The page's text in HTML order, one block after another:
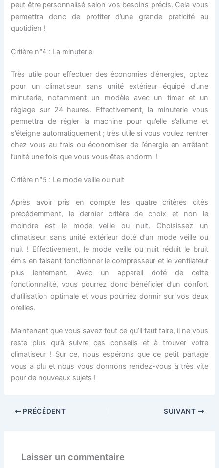
peut être personnalisé selon vos besoins précis. Cela vous
permettra donc de profiter d’une grande praticité au
quotidien !
Critère n°4 : La minuterie
Très utile pour effectuer des économies d’énergies, optez
pour un climatiseur sans unité extérieur équipé d’une
minuterie, notamment un modèle avec un timer et un
réglage sur 24 heures. Effectivement, la minuterie vous
permettra de régler la machine pour qu’elle s’allume et
s’éteigne automatiquement ; très utile si vous voulez rentrer
chez vous au frais ou économiser de l’énergie en arrêtant
l’unité une fois que vous vous êtes endormi !
Critère n°5 : Le mode veille ou nuit
Après avoir pris en compte les quatre critères cités
précédemment, le dernier critère de choix et non le
moindre est le mode veille ou nuit. Choisissez un
climatiseur sans unité extérieur doté d’un mode veille ou
nuit ! Effectivement, le mode veille ou nuit réduit le bruit
émis en faisant fonctionner le compresseur et le ventilateur
plus lentement. Avec un appareil doté de cette
fonctionnalité, vous pourrez donc bénéficier d’un confort
d’utilisation optimale et vous pourriez dormir sur vos deux
oreilles.
Maintenant que vous savez tout ce qu’il faut faire, il ne vous
reste plus qu’à suivre ces conseils et à trouver votre
climatiseur ! Sur ce, nous espérons que ce petit partage
vous a plu et nous vous donnons rendez-vous à très vite
pour de nouveaux sujets !
PRÉCÉDENT SUIVANT
Laisser un commentaire